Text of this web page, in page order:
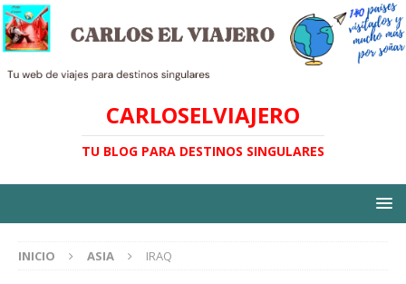
CARLOSELVIAJERO
TU BLOG PARA DESTINOS SINGULARES
INICIO ASIA IRAQ